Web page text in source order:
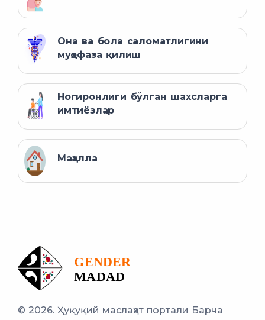
Она ва бола саломатлигини
муҳофаза қилиш
Ногиронлиги бўлган шахсларга
имтиёзлар
Маҳалла
© 2026. Ҳуқуқий маслаҳат портали Барча